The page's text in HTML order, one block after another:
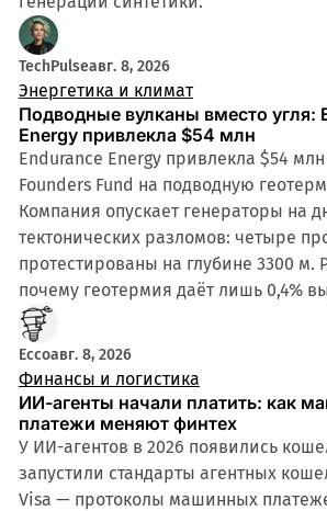
TechPulseавг. 8, 2026
Энергетика и климат
Подводные вулканы вместо угля:
Energy привлекла $54 млн
Endurance Energy привлекла $54 млн
Founders Fund на подводную
Компания опускает генераторы на
тектонических разломов: четыре
протестированы на глубине 3300 м.
почему геотермия даёт лишь 0,4%
Eccoавг. 8, 2026
Финансы и логистика
ИИ-агенты начали платить: как
платежи меняют финтех
У ИИ-агентов в 2026 появились
запустили стандарты агентных
Visa — протоколы машинных